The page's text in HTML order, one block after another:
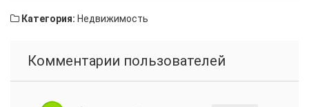
Категория: Недвижимость
Комментарии пользователей